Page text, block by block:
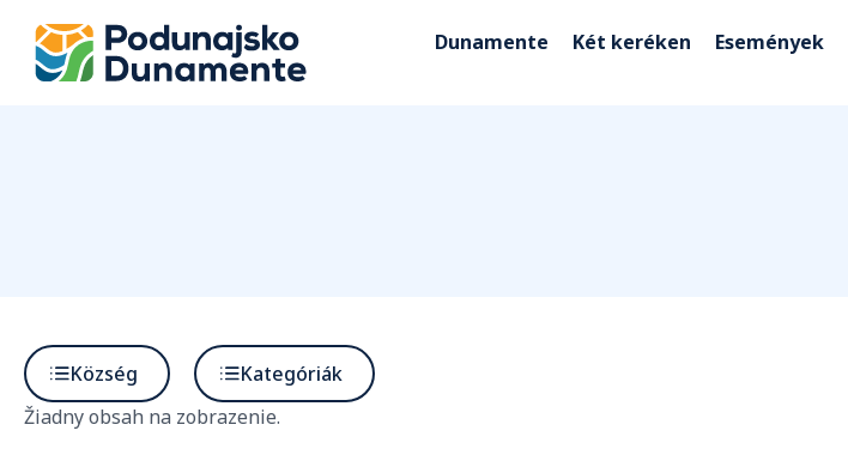
Dunamente Két keréken Események
Község
Kategóriák
Žiadny obsah na zobrazenie.